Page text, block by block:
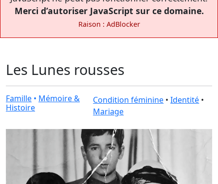
Merci d’autoriser JavaScript sur ce domaine.
Raison : AdBlocker
Les Lunes rousses
Famille • Mémoire &
Histoire
Condition féminine •Identité •
Mariage